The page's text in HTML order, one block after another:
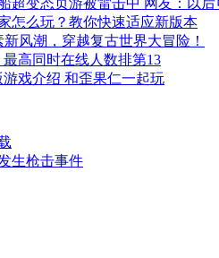
超变态页游被雷击中 网友：以后
怎么玩？教你快速适应新版本
新风潮，穿越复古世界大冒险！
最高同时在线人数排第13
游戏介绍 和歪果仁一起玩
生枪击事件